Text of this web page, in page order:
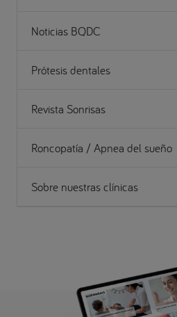
Noticias BQDC
Prótesis dentales
Revista Sonrisas
Roncopatía / Apnea del sueño
Sobre nuestras clínicas